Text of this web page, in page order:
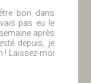
bon dans
pas eu le
après
depuis, je
! Laissez-moi